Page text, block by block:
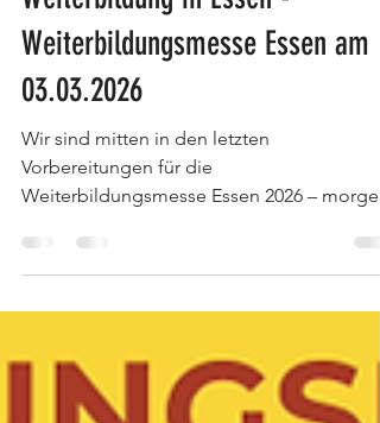
Die Messe für berufliche
Weiterbildung in Essen -
Weiterbildungsmesse Essen am
03.03.2026
Vorbereitungen für die
Weiterbildungsmesse Essen 2026 – morgen
geht’s endlich los! 🎉Das Team steht bereit,
Vorfreude steigt von Minute zu Minute.